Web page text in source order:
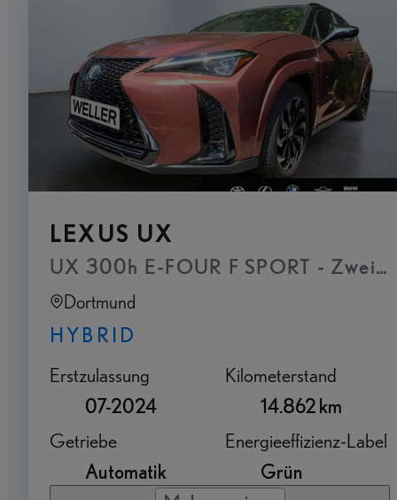
LEXUS UX
Dortmund
HYBRID
Erstzulassung
07-2024
Kilometerstand
14.862 km
Getriebe
Automatik
Energieeffizienz-Label
Grün